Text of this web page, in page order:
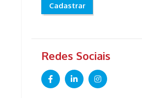
Cadastrar
Redes Sociais